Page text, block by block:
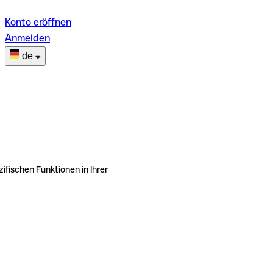
Konto eröffnen
Anmelden
de
Funktionen in Ihrer